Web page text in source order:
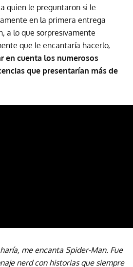
quien le preguntaron si le
en la primera entrega
a lo que sorpresivamente
que le encantaría hacerlo,
en cuenta los numerosos
que presentarían más de
me encanta Spider-Man. Fue
nerd con historias que siempre